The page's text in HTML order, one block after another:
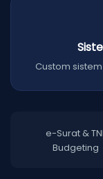
Custom
e-Surat &
Budgeting